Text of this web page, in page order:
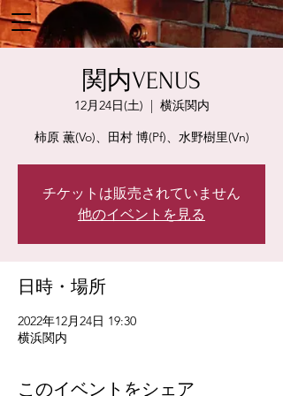
関内VENUS
12月24日(土)
  |
横浜関内
柿原 薫(Vo)、田村 博(Pf)、水野樹里(Vn)
チケットは販売されていません
他のイベントを見る
日時・場所
2022年12月24日 19:30
横浜関内
このイベントをシェア